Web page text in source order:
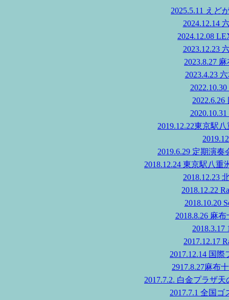
2025.5.11 えど
2024.12.14
2024.12.08
2023.12.23
2023.8.27
2023.4.23
2019.12.22東京駅
2019.6.29 定期演奏
2018.12.24 東京駅八
2018.12.23
2018.12.22
2018.10.20
2018.8.26 麻
2017.12.17
2017.12.14 国
2917.8.27麻布
2017.7.2. 白金プラザ
2017.7.1 全国